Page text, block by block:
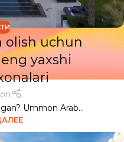
olish uchun
yaxshi
Ummon Arab...